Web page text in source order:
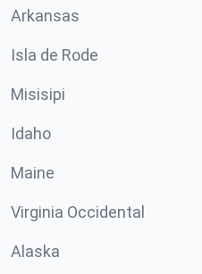
Arkansas
Isla de Rode
Misisipi
Idaho
Maine
Virginia Occidental
Alaska